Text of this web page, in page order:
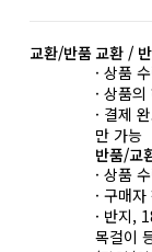
교환/반품 교환 /
· 상품
· 상품
· 결제
만 가능
반품/교
· 상품
· 구매
· 반지,
목걸이